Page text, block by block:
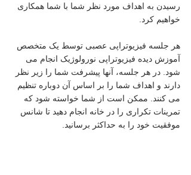
رسیدن به اهداف مورد نظر شما با شما همکاری
خواهیم کرد.
هر جلسه فیزیوتراپی عصبی توسط یک متخصص
آموزش دیده فیزیوتراپی نورولوژیک انجام می
شود. در هر جلسه، آنها پیشرفت شما را زیر نظر
دارند و اهداف شما را بر اساس آن دوباره تنظیم
می کنند. ممکن است از شما خواسته شود که
تمرینات تکراری را در خانه انجام دهید تا شانس
موفقیت خود را به حداکثر برسانید.